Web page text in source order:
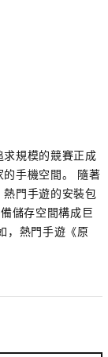
規模的競賽正成
手機空間。 隨著
門手遊的安裝包
儲存空間構成巨
，熱門手遊《原